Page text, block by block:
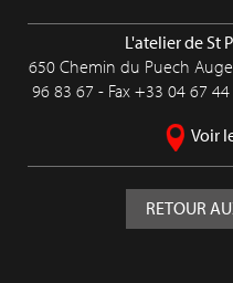
L'atelier de St
650 Chemin du Puech
96 83 67 - Fax +33 04 67
Voir
RETOUR